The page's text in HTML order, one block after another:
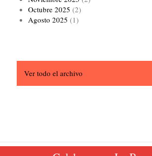
Octubre 2025 (2)
Agosto 2025 (1)
Ver todo el archivo